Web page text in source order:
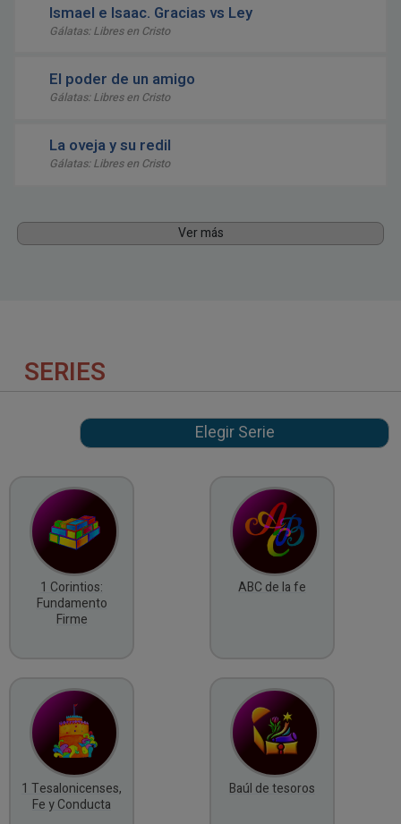
Ismael e Isaac. Gracias vs Ley
Gálatas: Libres en Cristo
El poder de un amigo
Gálatas: Libres en Cristo
La oveja y su redil
Gálatas: Libres en Cristo
Ver más
SERIES
1 Corintios:
Fundamento
Firme
1 Tesalonicenses,
Fe y Conducta
ABC de la fe
Baúl de tesoros